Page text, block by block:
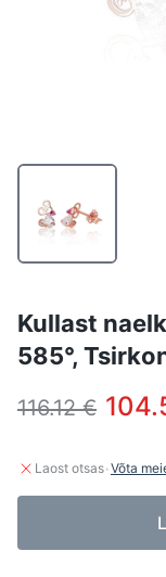
Kullast
585°,
116.12 €
Laost otsas·Võta